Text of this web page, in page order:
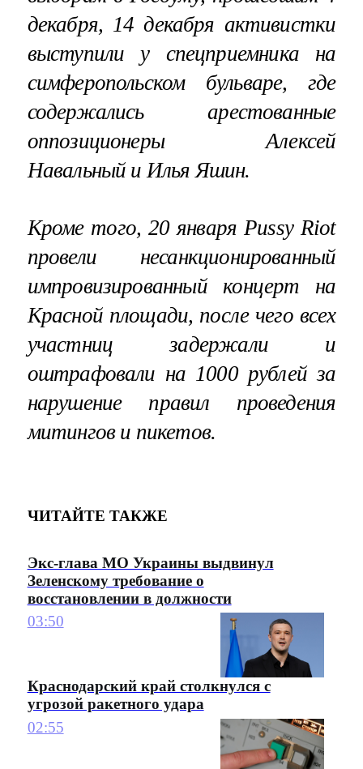
декабря, 14 декабря активистки
выступили у спецприемника на
симферопольском бульваре, где
содержались арестованные
оппозиционеры Алексей
Навальный и Илья Яшин.
Кроме того, 20 января Pussy Riot
провели несанкционированный
импровизированный концерт на
Красной площади, после чего всех
участниц задержали и
оштрафовали на 1000 рублей за
нарушение правил проведения
митингов и пикетов.
ЧИТАЙТЕ ТАКЖЕ
Экс-глава МО Украины выдвинул
Зеленскому требование о
восстановлении в должности
03:50
Краснодарский край столкнулся с
угрозой ракетного удара
02:55